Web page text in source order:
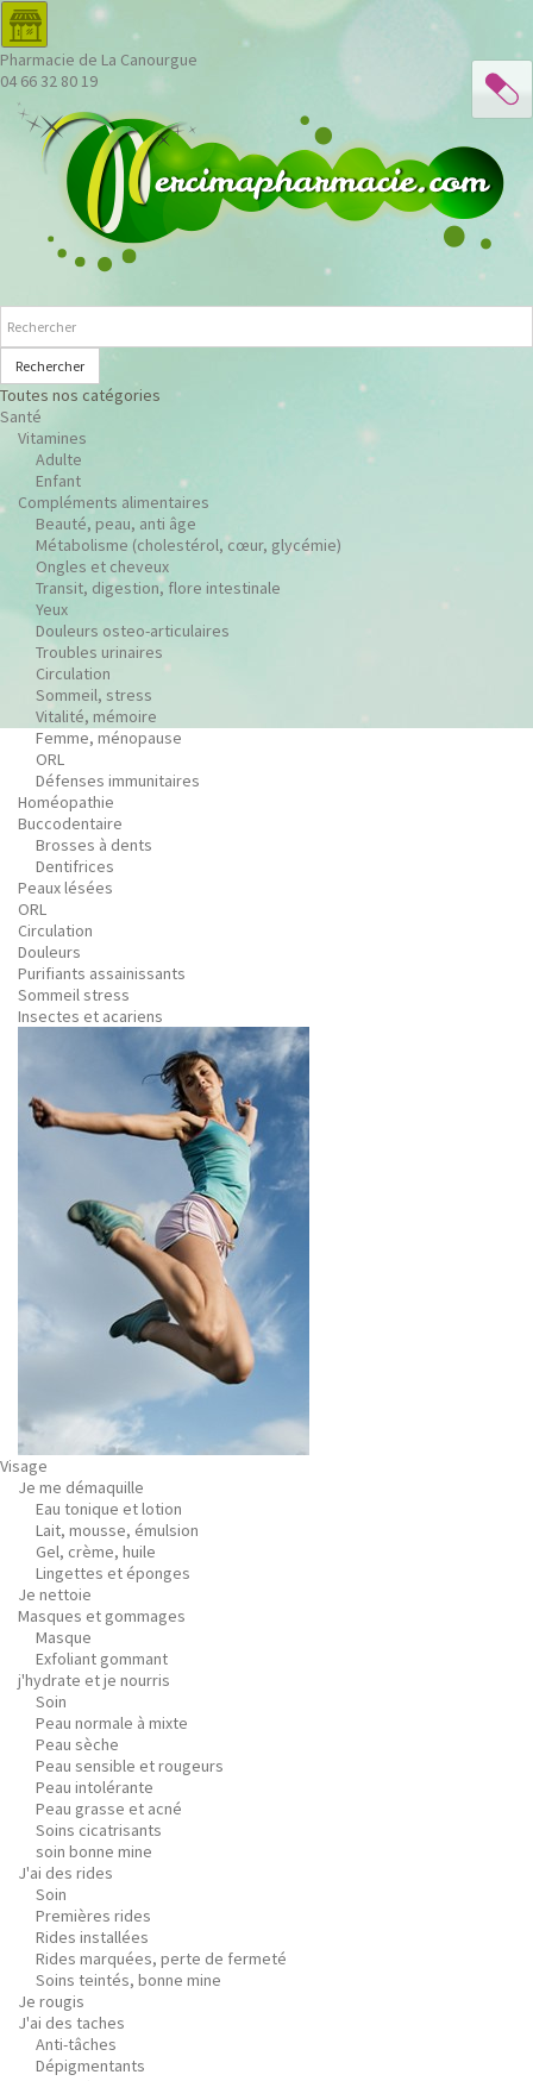
Pharmacie de La Canourgue
04 66 32 80 19
Rechercher
Toutes nos catégories
Santé
Vitamines
Adulte
Enfant
Compléments alimentaires
Beauté, peau, anti âge
Métabolisme (cholestérol, cœur, glycémie)
Ongles et cheveux
Transit, digestion, flore intestinale
Yeux
Douleurs osteo-articulaires
Troubles urinaires
Circulation
Sommeil, stress
Vitalité, mémoire
Femme, ménopause
ORL
Défenses immunitaires
Homéopathie
Buccodentaire
Brosses à dents
Dentifrices
Peaux lésées
ORL
Circulation
Douleurs
Purifiants assainissants
Sommeil stress
Insectes et acariens
Visage
Je me démaquille
Eau tonique et lotion
Lait, mousse, émulsion
Gel, crème, huile
Lingettes et éponges
Je nettoie
Masques et gommages
Masque
Exfoliant gommant
j'hydrate et je nourris
Soin
Peau normale à mixte
Peau sèche
Peau sensible et rougeurs
Peau intolérante
Peau grasse et acné
Soins cicatrisants
soin bonne mine
J'ai des rides
Soin
Premières rides
Rides installées
Rides marquées, perte de fermeté
Soins teintés, bonne mine
Je rougis
J'ai des taches
Anti-tâches
Dépigmentants